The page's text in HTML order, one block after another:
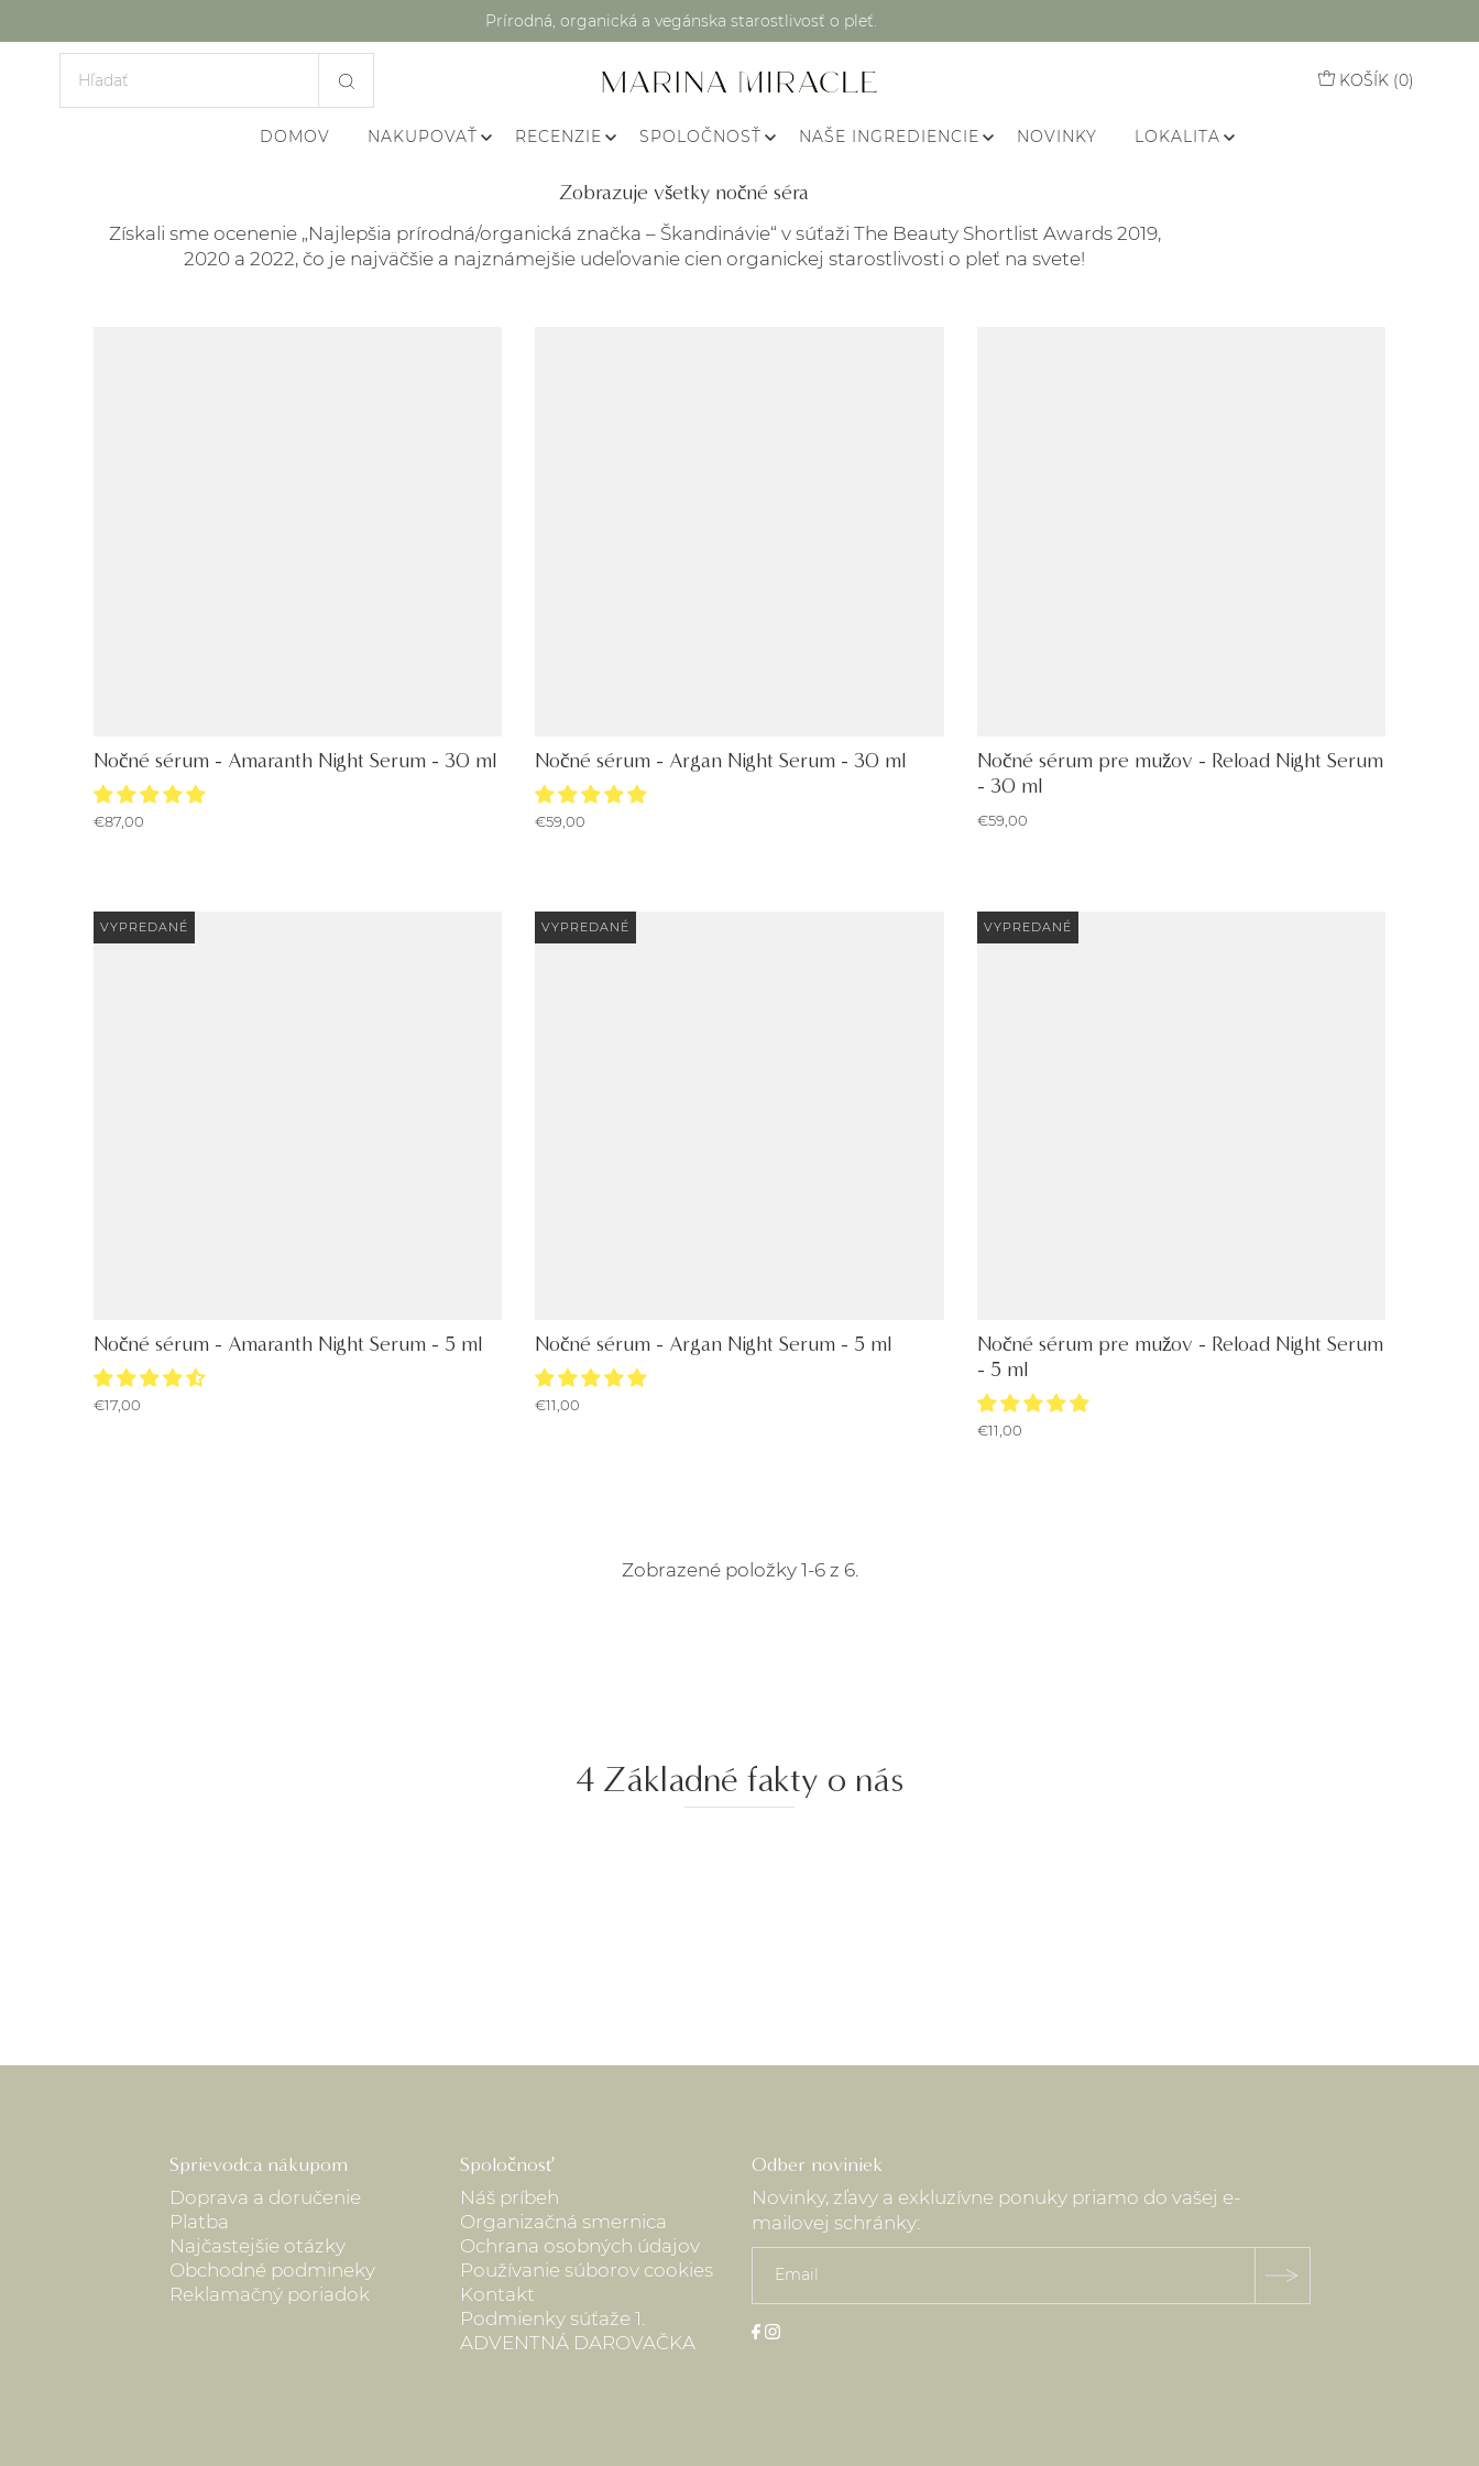
Prírodná, organická a vegánska starostlivosť o pleť.
KOŠÍK (0)
DOMOV NAKUPOVAŤ RECENZIE SPOLOČNOSŤ NAŠE INGREDIENCIE NOVINKY LOKALITA
Zobrazuje všetky nočné séra
Získali sme ocenenie „Najlepšia prírodná/organická značka – Škandinávie“ v súťaži The Beauty Shortlist Awards 2019,
2020 a 2022, čo je najväčšie a najznámejšie udeľovanie cien organickej starostlivosti o pleť na svete!
Nočné sérum - Amaranth Night Serum - 30 ml
€87,00
Nočné sérum - Argan Night Serum - 30 ml
€59,00
Nočné sérum pre mužov - Reload Night Serum
- 30 ml
€59,00
VYPREDANÉ
Nočné sérum - Amaranth Night Serum - 5 ml
€17,00
VYPREDANÉ
Nočné sérum - Argan Night Serum - 5 ml
€11,00
VYPREDANÉ
Nočné sérum pre mužov - Reload Night Serum
- 5 ml
€11,00
Zobrazené položky 1-6 z 6.
4 Základné fakty o nás
Sprievodca nákupom
Doprava a doručenie
Platba
Najčastejšie otázky
Obchodné podmineky
Reklamačný poriadok
Spoločnosť
Náš príbeh
Organizačná smernica
Ochrana osobných údajov
Používanie súborov cookies
Kontakt
Podmienky súťaže 1.
ADVENTNÁ DAROVAČKA
Odber noviniek
Novinky, zľavy a exkluzívne ponuky priamo do vašej e-
mailovej schránky: